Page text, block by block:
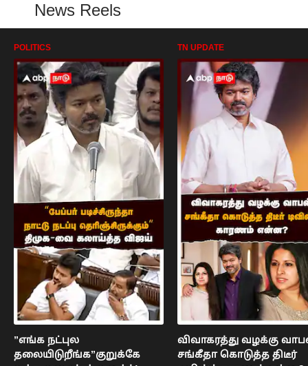
News Reels
POLITICS
”எங்க நட்புல
தலையிடுறீங்க”குறுக்கே
TN UPDATE
விவாகரத்து வழக்கு
சங்கீதா கொடுத்த திடீர்